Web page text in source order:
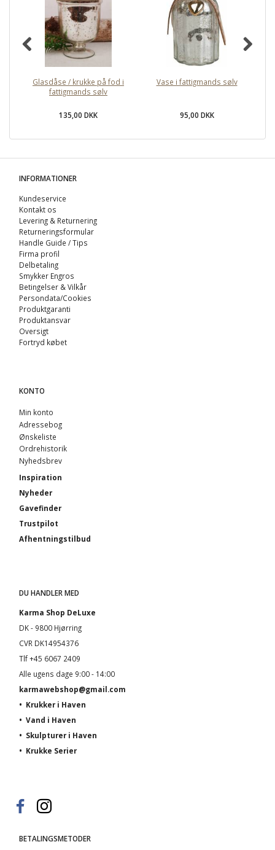
Glasdåse / krukke på fod i
fattigmands sølv
135,00 DKK
Vase i fattigmands sølv
95,00 DKK
INFORMATIONER
Kundeservice
Kontakt os
Levering & Returnering
Returneringsformular
Handle Guide / Tips
Firma profil
Delbetaling
Smykker Engros
Betingelser & Vilkår
Persondata/Cookies
Produktgaranti
Produktansvar
Oversigt
Fortryd købet
KONTO
Min konto
Adressebog
Ønskeliste
Ordrehistorik
Nyhedsbrev
Inspiration
Nyheder
Gavefinder
Trustpilot
Afhentningstilbud
DU HANDLER MED
Karma Shop DeLuxe
DK - 9800 Hjørring
CVR DK14954376
Tlf +45 6067 2409
Alle ugens dage 9:00 - 14:00
karmawebshop@gmail.com
• Krukker i Haven
• Vand i Haven
• Skulpturer i Haven
• Krukke Serier
BETALINGSMETODER